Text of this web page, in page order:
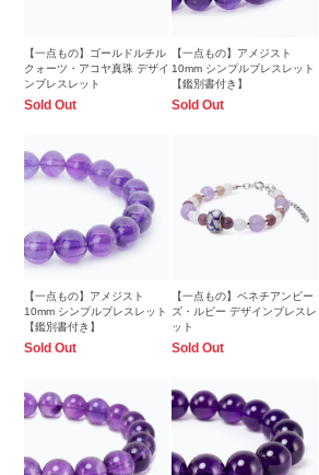
【一点もの】ゴールドルチル
クォーツ・アコヤ真珠 デザイ
ンブレスレット
Sold Out
【一点もの】アメジスト
10mm シンプルブレスレット
【鑑別書付き】
Sold Out
【一点もの】アメジスト
10mm シンプルブレスレット
【鑑別書付き】
Sold Out
【一点もの】ベネチアンビー
ズ・ルビー デザインブレスレ
ット
Sold Out